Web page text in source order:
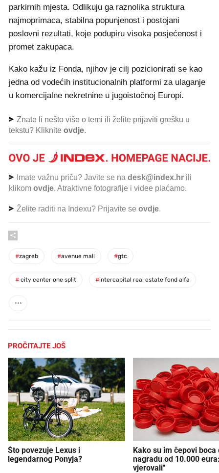
parkirnih mjesta. Odlikuju ga raznolika struktura
najmoprimaca, stabilna popunjenost i postojani
poslovni rezultati, koje podupiru visoka posjećenost i
promet zakupaca.
Kako kažu iz Fonda, njihov je cilj pozicionirati se kao
jedna od vodećih institucionalnih platformi za ulaganje
u komercijalne nekretnine u jugoistočnoj Europi.
Znate li nešto više o temi ili želite prijaviti grešku u
tekstu? Kliknite ovdje.
Imate važnu priču? Javite se na desk@index.hr ili
klikom ovdje. Atraktivne fotografije i videe plaćamo.
Želite raditi na Indexu? Prijavite se ovdje.
#zagreb #avenue mall #gtc
# city center one split #intercapital real estate fond alfa
PROČITAJTE JOŠ
Što povezuje Lexus i
legendarnog Ponyja?
Kako su im čepovi boca
nagradu od 10.000
vjerovali"